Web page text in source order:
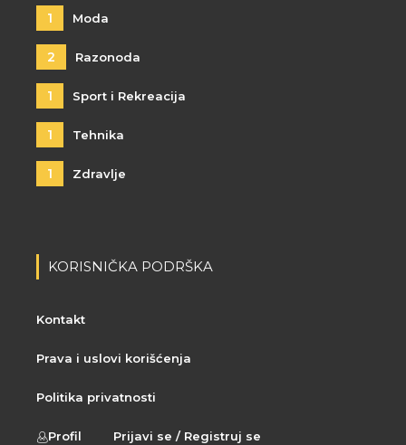
1 Moda
2 Razonoda
1 Sport i Rekreacija
1 Tehnika
1 Zdravlje
KORISNIČKA PODRŠKA
Kontakt
Prava i uslovi korišćenja
Politika privatnosti
Profil Prijavi se / Registruj se